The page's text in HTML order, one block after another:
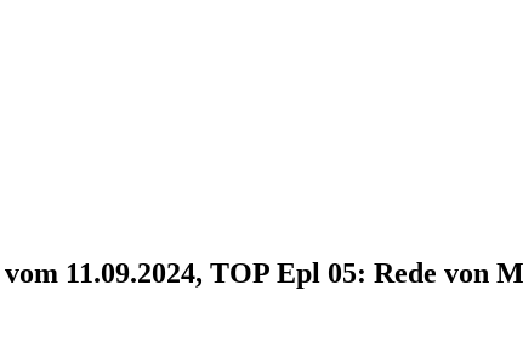
vom 11.09.2024, TOP Epl 05: Rede von